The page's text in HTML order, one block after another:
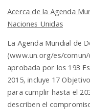
Acerca de la Agenda
Naciones Unidas
La Agenda Mundial de
(www.un.org/es/comun/
aprobada por los 193
2015, incluye 17
para cumplir hasta el
describen el